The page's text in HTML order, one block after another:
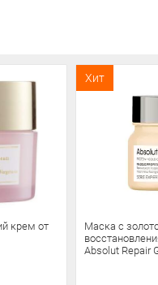
крем от
Хит
Маска с
Absolut Repair